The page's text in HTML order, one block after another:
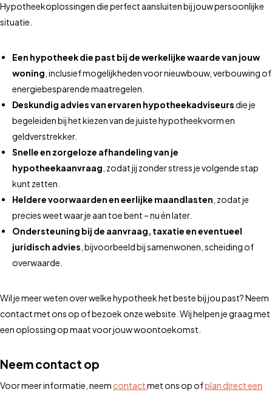
Hypotheekoplossingen die perfect aansluiten bij jouw persoonlijke
situatie.
Een hypotheek die past bij de werkelijke waarde van jouw
woning , inclusief mogelijkheden voor nieuwbouw, verbouwing of
energiebesparende maatregelen.
Deskundig advies van ervaren hypotheekadviseursdie je
begeleiden bij het kiezen van de juiste hypotheekvorm en
geldverstrekker.
Snelle en zorgeloze afhandeling van je
hypotheekaanvraag , zodat jij zonder stress je volgende stap
kunt zetten.
Heldere voorwaarden en eerlijke maandlasten , zodat je
precies weet waar je aan toe bent – nu én later.
Ondersteuning bij de aanvraag, taxatie en eventueel
juridisch advies , bijvoorbeeld bij samenwonen, scheiding of
overwaarde.
Wil je meer weten over welke hypotheek het beste bij jou past? Neem
contact met ons op of bezoek onze website. Wij helpen je graag met
een oplossing op maat voor jouw woontoekomst.
Neem contact op
Voor meer informatie, neem contactmet ons op ofplan direct een